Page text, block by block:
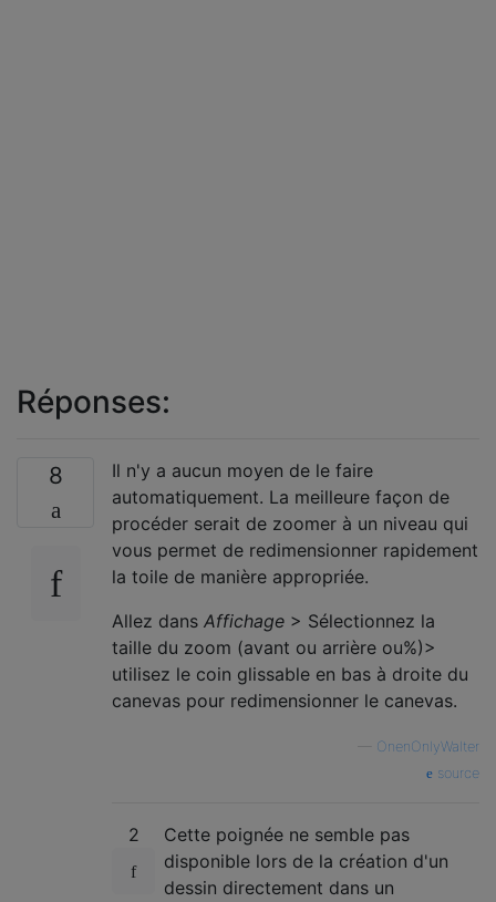
Réponses:
8
Il n'y a aucun moyen de le faire
automatiquement. La meilleure façon de
procéder serait de zoomer à un niveau qui
vous permet de redimensionner rapidement
la toile de manière appropriée.
Allez dans Affichage > Sélectionnez la
taille du zoom (avant ou arrière ou%)>
utilisez le coin glissable en bas à droite du
canevas pour redimensionner le canevas.
OnenOnlyWalter
source
2
Cette poignée ne semble pas
disponible lors de la création d'un
dessin directement dans un